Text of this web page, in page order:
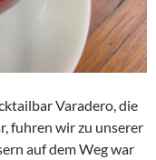
Varadero, die
fuhren wir zu unserer
auf dem Weg war